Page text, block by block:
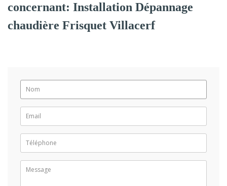
concernant: Installation Dépannage
chaudière Frisquet Villacerf